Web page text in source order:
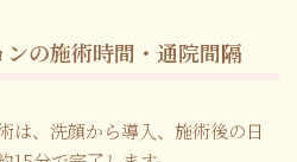
の施術時間・通院間隔
は、洗顔から導入、施術後の日